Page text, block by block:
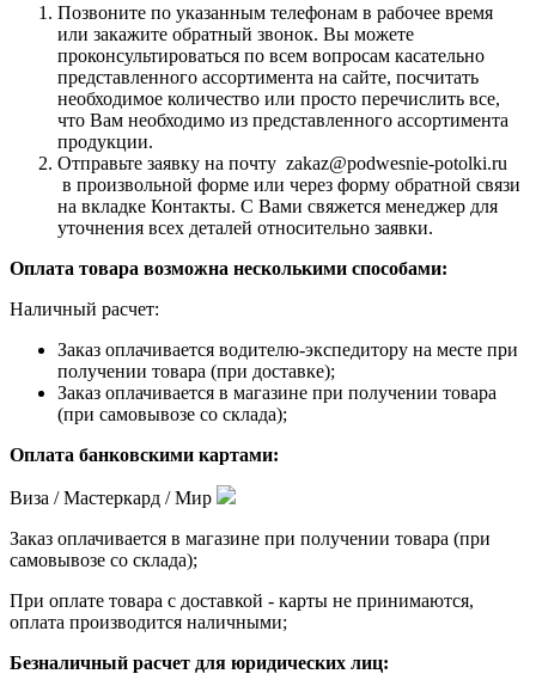
Позвоните по указанным телефонам в рабочее время
или закажите обратный звонок. Вы можете
проконсультироваться по всем вопросам касательно
представленного ассортимента на сайте, посчитать
необходимое количество или просто перечислить все,
что Вам необходимо из представленного ассортимента
продукции.
Отправьте заявку на почту zakaz@podwesnie-potolki.ru
в произвольной форме или через форму обратной связи
на вкладке Контакты. С Вами свяжется менеджер для
уточнения всех деталей относительно заявки.
Оплата товара возможна несколькими способами:
Наличный расчет:
Заказ оплачивается водителю-экспедитору на месте при
получении товара (при доставке);
Заказ оплачивается в магазине при получении товара
(при самовывозе со склада);
Оплата банковскими картами:
Виза / Мастеркард / Мир
Заказ оплачивается в магазине при получении товара (при
самовывозе со склада);
При оплате товара с доставкой - карты не принимаются,
оплата производится наличными;
Безналичный расчет для юридических лиц: